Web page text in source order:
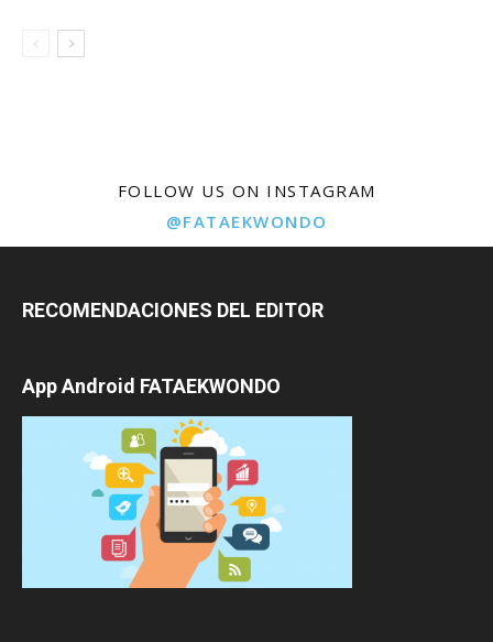
FOLLOW US ON INSTAGRAM
@FATAEKWONDO
RECOMENDACIONES DEL EDITOR
App Android FATAEKWONDO